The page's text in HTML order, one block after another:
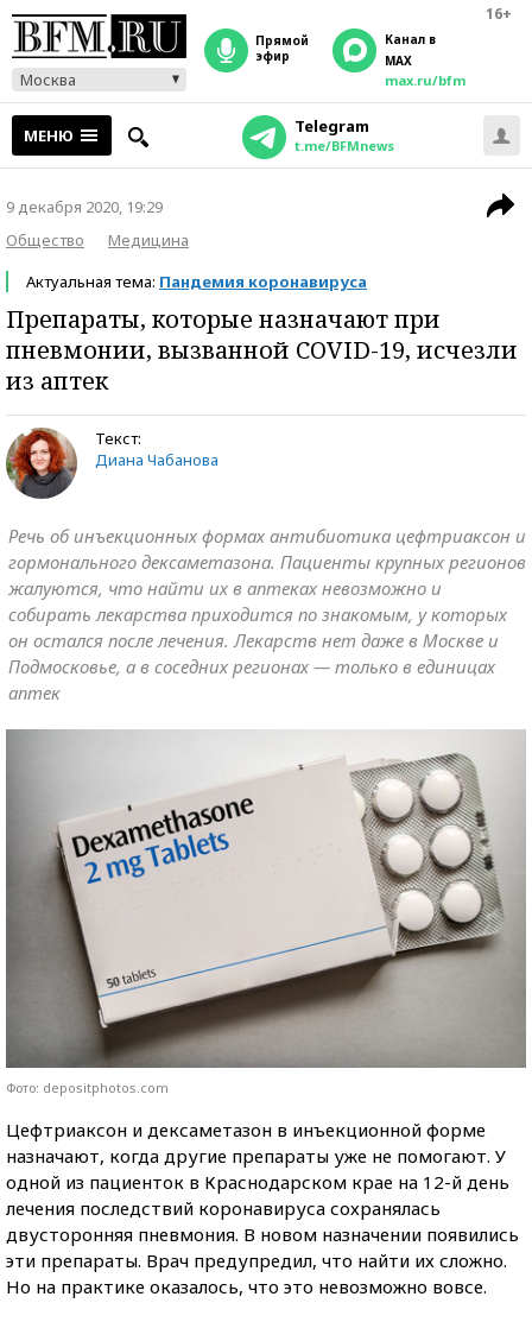
16+
Москва
прямой
эфир
Канал в
MAX
max.ru/bfm
МЕНЮ Telegram
t.me/BFMnews
9 декабря 2020, 19:29
Общество
Медицина
Актуальная тема: Пандемия коронавируса
Препараты, которые назначают при
пневмонии, вызванной COVID-19, исчезли
из аптек
Текст:
Диана Чабанова
Речь об инъекционных формах антибиотика цефтриаксон и
гормонального дексаметазона. Пациенты крупных регионов
жалуются, что найти их в аптеках невозможно и
собирать лекарства приходится по знакомым, у которых
он остался после лечения. Лекарств нет даже в Москве и
Подмосковье, а в соседних регионах — только в единицах
аптек
Фото: depositphotos.com
Цефтриаксон и дексаметазон в инъекционной форме
назначают, когда другие препараты уже не помогают. У
одной из пациенток в Краснодарском крае на 12-й день
лечения последствий коронавируса сохранялась
двусторонняя пневмония. В новом назначении появились
эти препараты. Врач предупредил, что найти их сложно.
Но на практике оказалось, что это невозможно вовсе.